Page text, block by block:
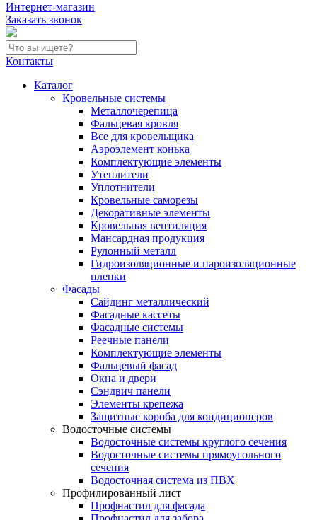
Интернет-магазин
Заказать звонок
Контакты
Каталог
Кровельные системы
Металлочерепица
Фальцевая кровля
Все для кровельщика
Аэроэлемент конька
Комплектующие элементы
Утеплители
Уплотнители
Кровельные саморезы
Декоративные элементы
Кровельная вентиляция
Мансардная продукция
Рулонный металл
Гидроизоляционные и пароизоляционные
пленки
Фасады
Сайдинг металлический
Фасадные кассеты
Фасадные системы
Реечные панели
Комплектующие элементы
Фальцевый фасад
Окна и двери
Сэндвич панели
Элементы крепежа
Защитные короба для кондиционеров
Водосточные системы
Водосточные системы круглого сечения
Водосточные системы прямоугольного
сечения
Водосточная система из ПВХ
Профилированный лист
Профнастил для фасада